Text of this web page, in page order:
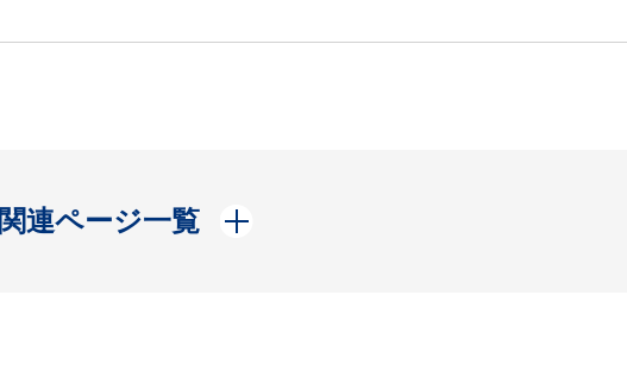
関連ページ一覧
開く